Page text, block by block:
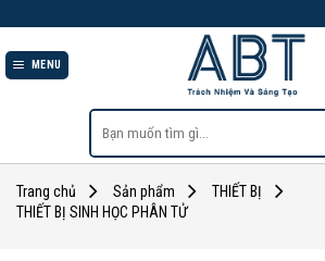
content
MENU
kiếm:
Trang chủ Sản phẩm
THIẾT BỊ
THIẾT BỊ SINH HỌC PHÂN TỬ